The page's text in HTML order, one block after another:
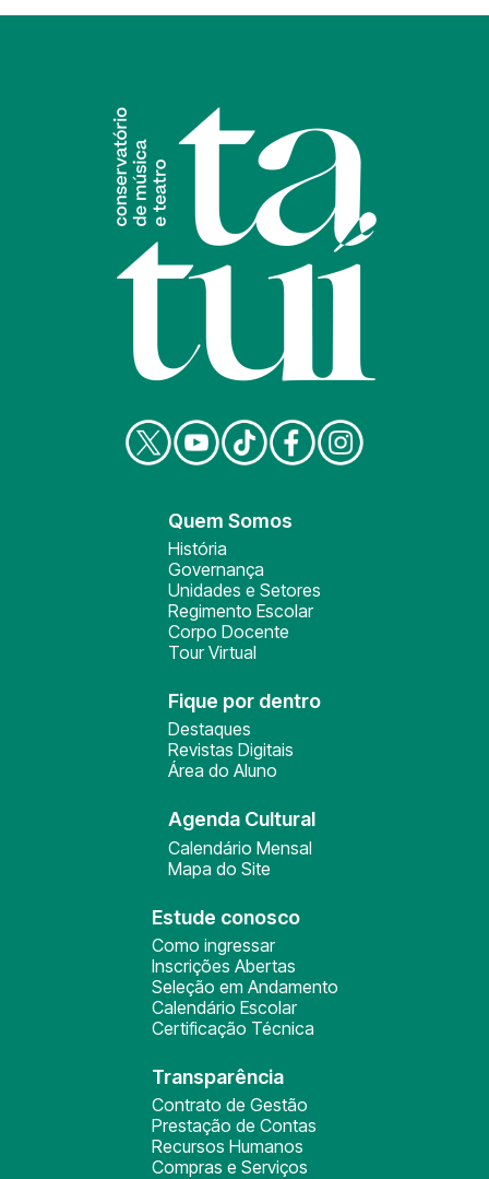
Quem Somos
História
Governança
Unidades e Setores
Regimento Escolar
Corpo Docente
Tour Virtual
Fique por dentro
Destaques
Revistas Digitais
Área do Aluno
Agenda Cultural
Calendário Mensal
Mapa do Site
Estude conosco
Como ingressar
Inscrições Abertas
Seleção em Andamento
Calendário Escolar
Certificação Técnica
Transparência
Contrato de Gestão
Prestação de Contas
Recursos Humanos
Compras e Serviços